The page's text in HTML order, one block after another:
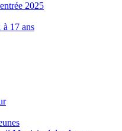
2025
à 17 ans